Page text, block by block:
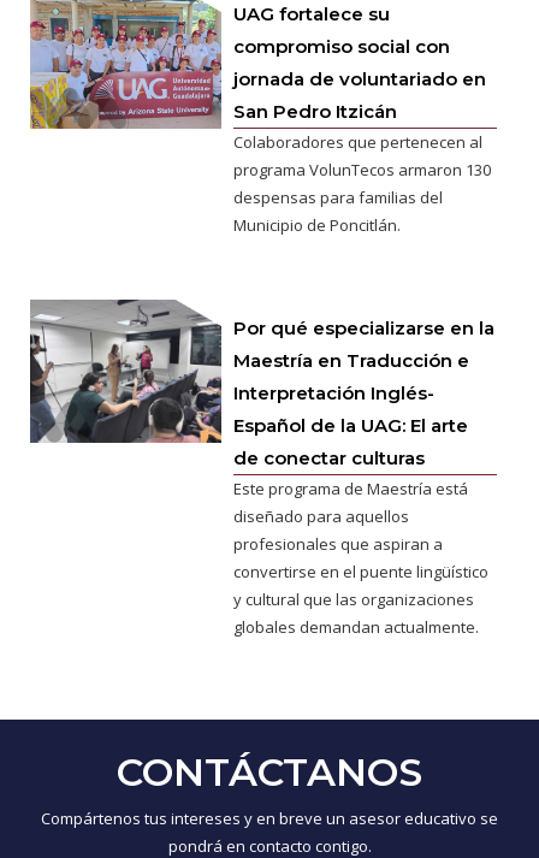
UAG fortalece su
compromiso social con
jornada de voluntariado en
San Pedro Itzicán
Colaboradores que pertenecen al
programa VolunTecos armaron 130
despensas para familias del
Municipio de Poncitlán.
Por qué especializarse en la
Maestría en Traducción e
Interpretación Inglés-
Español de la UAG: El arte
de conectar culturas
Este programa de Maestría está
diseñado para aquellos
profesionales que aspiran a
convertirse en el puente lingüístico
y cultural que las organizaciones
globales demandan actualmente.
CONTÁCTANOS
Compártenos tus intereses y en breve un asesor educativo se
pondrá en contacto contigo.